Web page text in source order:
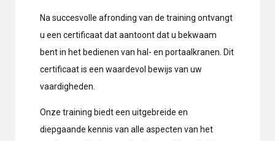
Na succesvolle afronding van de training ontvangt
u een certificaat dat aantoont dat u bekwaam
bent in het bedienen van hal- en portaalkranen. Dit
certificaat is een waardevol bewijs van uw
vaardigheden.
Onze training biedt een uitgebreide en
diepgaande kennis van alle aspecten van het